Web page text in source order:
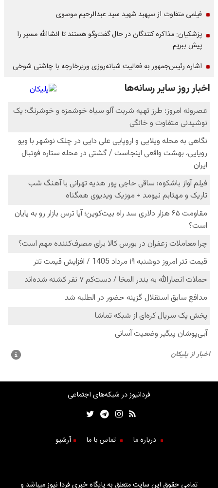
فیلمی متفاوت از سپهبد شهید سید عبدالرحیم موسوی
پزشکیان: مذاکره کنندگان در حال گفت‌وگو هستند تا انشاالله مسیر را
پیش ببریم
اشاره‌ رئیس‌جمهور به فعالیت شبانه‌روزی وزیر‌خارجه با چاشنی شوخی
فردانیوز در شبکه‌های اجتماعی
درباره ما تماس با ما آرشیو
تمامی حقوق این سایت متعلق به پایگاه خبری فردا نیوز میباشد و